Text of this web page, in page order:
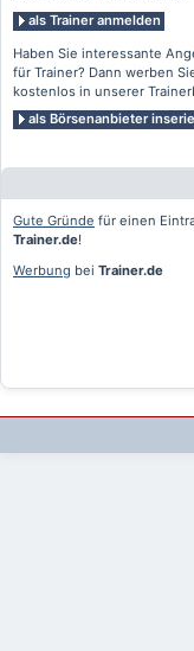
als Trainer anmelden
Haben Sie interessante
für Trainer? Dann werben
kostenlos in unserer
als Börsenanbieter
Gute Gründe für einen
Trainer.de!
Werbung bei Trainer.de